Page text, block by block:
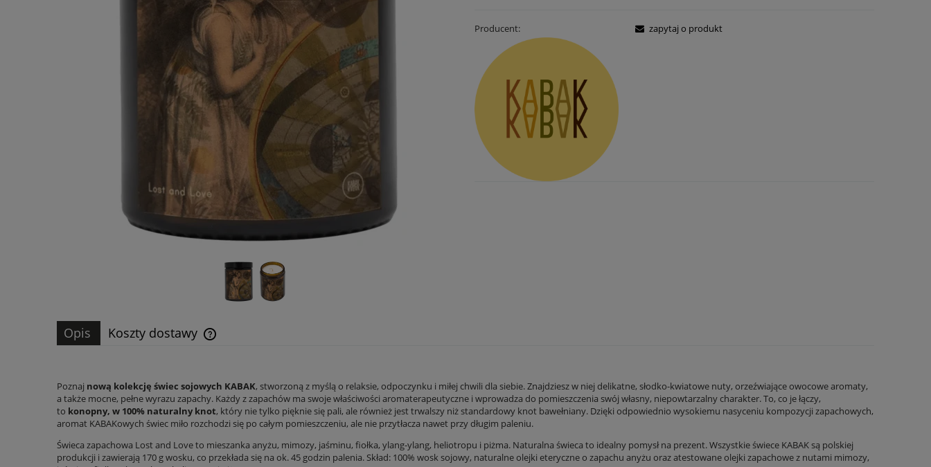
Producent: zapytaj o produkt
Opis Koszty dostawy
płatności
Poznaj nową kolekcję świec sojowych KABAK, stworzoną z myślą o relaksie, odpoczynku i miłej chwili dla siebie. Znajdziesz w niej delikatne, słodko-kwiatowe nuty, orzeźwiające owocowe aromaty,
a także mocne, pełne wyrazu zapachy. Każdy z zapachów ma swoje właściwości aromaterapeutyczne i wprowadza do pomieszczenia swój własny, niepowtarzalny charakter. To, co je łączy,
to konopny, w 100% naturalny knot, który nie tylko pięknie się pali, ale również jest trwalszy niż standardowy knot bawełniany. Dzięki odpowiednio wysokiemu nasyceniu kompozycji zapachowych,
aromat KABAKowych świec miło rozchodzi się po całym pomieszczeniu, ale nie przytłacza nawet przy długim paleniu.
Świeca zapachowa Lost and Love to mieszanka anyżu, mimozy, jaśminu, fiołka, ylang-ylang, heliotropu i piżma. Naturalna świeca to idealny pomysł na prezent. Wszystkie świece KABAK są polskiej
produkcji i zawierają 170 g wosku, co przekłada się na ok. 45 godzin palenia. Skład: 100% wosk sojowy, naturalne olejki eteryczne o zapachu anyżu oraz atestowane olejki zapachowe z nutami mimozy,